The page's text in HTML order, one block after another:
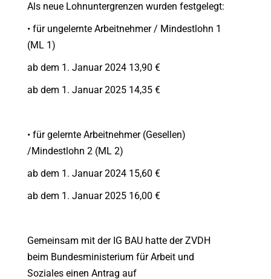
Als neue Lohnuntergrenzen wurden festgelegt:
• für ungelernte Arbeitnehmer / Mindestlohn 1
(ML 1)
ab dem 1. Januar 2024 13,90 €
ab dem 1. Januar 2025 14,35 €
• für gelernte Arbeitnehmer (Gesellen)
/Mindestlohn 2 (ML 2)
ab dem 1. Januar 2024 15,60 €
ab dem 1. Januar 2025 16,00 €
Gemeinsam mit der IG BAU hatte der ZVDH
beim Bundesministerium für Arbeit und
Soziales einen Antrag auf